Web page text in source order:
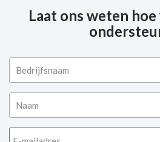
Laat ons weten